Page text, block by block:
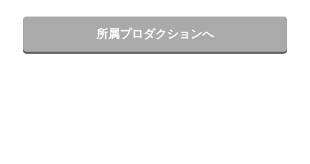
所属プロダクションへ